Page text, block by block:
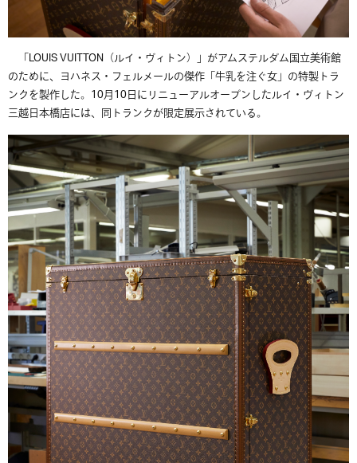
「LOUIS VUITTON（ルイ・ヴィトン）」がアムステルダム国立美術館
のために、ヨハネス・フェルメールの傑作「牛乳を注ぐ女」の特製トラ
ンクを製作した。10月10日にリニューアルオープンしたルイ・ヴィトン
三越日本橋店には、同トランクが限定展示されている。